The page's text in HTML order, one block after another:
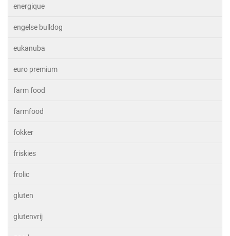
energique
engelse bulldog
eukanuba
euro premium
farm food
farmfood
fokker
friskies
frolic
gluten
glutenvrij